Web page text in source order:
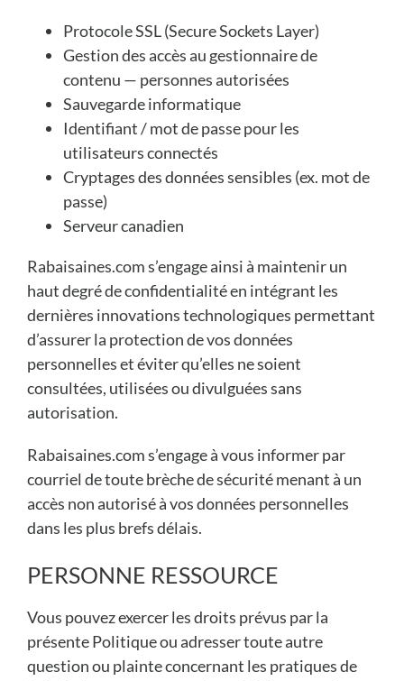
Protocole SSL (Secure Sockets Layer)
Gestion des accès au gestionnaire de
contenu — personnes autorisées
Sauvegarde informatique
Identifiant / mot de passe pour les
utilisateurs connectés
Cryptages des données sensibles (ex. mot de
passe)
Serveur canadien
Rabaisaines.com s’engage ainsi à maintenir un
haut degré de confidentialité en intégrant les
dernières innovations technologiques permettant
d’assurer la protection de vos données
personnelles et éviter qu’elles ne soient
consultées, utilisées ou divulguées sans
autorisation.
Rabaisaines.com s’engage à vous informer par
courriel de toute brèche de sécurité menant à un
accès non autorisé à vos données personnelles
dans les plus brefs délais.
PERSONNE RESSOURCE
Vous pouvez exercer les droits prévus par la
présente Politique ou adresser toute autre
question ou plainte concernant les pratiques de